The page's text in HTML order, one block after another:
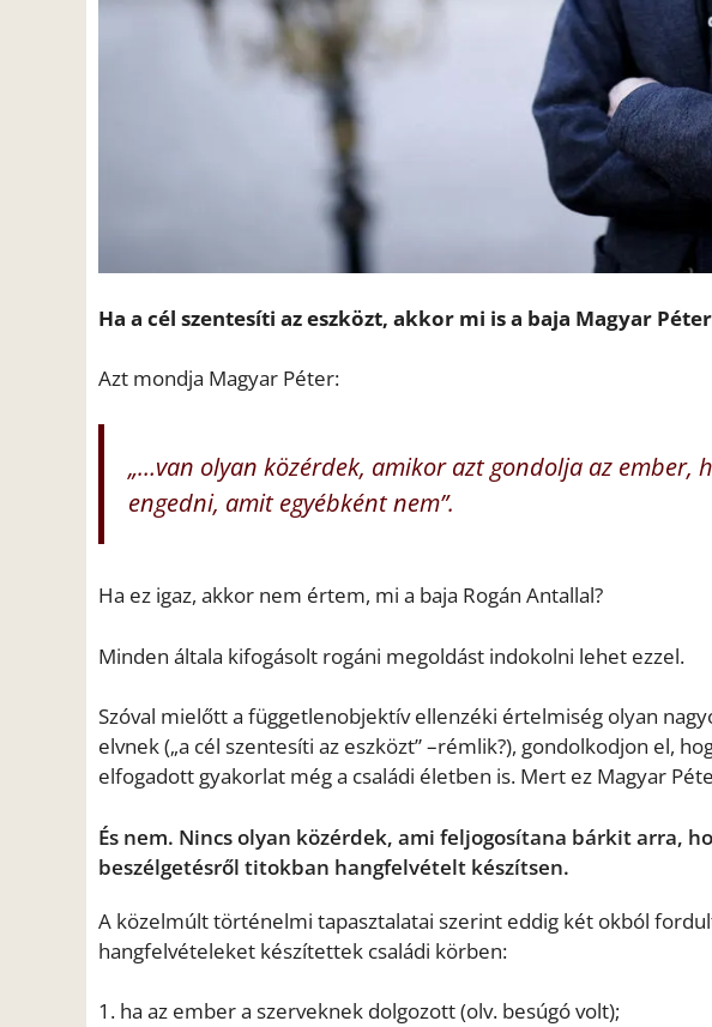
Ha a cél szentesíti az eszközt, akkor mi is a baja Magyar
Azt mondja Magyar Péter:
„…van olyan közérdek, amikor azt gondolja az ember,
engedni, amit egyébként nem”.
Ha ez igaz, akkor nem értem, mi a baja Rogán Antallal?
Minden általa kifogásolt rogáni megoldást indokolni lehet ezzel.
Szóval mielőtt a függetlenobjektív ellenzéki értelmiség olyan
elvnek („a cél szentesíti az eszközt” –rémlik?), gondolkodjon el,
elfogadott gyakorlat még a családi életben is. Mert ez Magyar
És nem. Nincs olyan közérdek, ami feljogosítana bárkit arra,
beszélgetésről titokban hangfelvételt készítsen.
A közelmúlt történelmi tapasztalatai szerint eddig két okból
hangfelvételeket készítettek családi körben:
1. ha az ember a szerveknek dolgozott (olv. besúgó volt);